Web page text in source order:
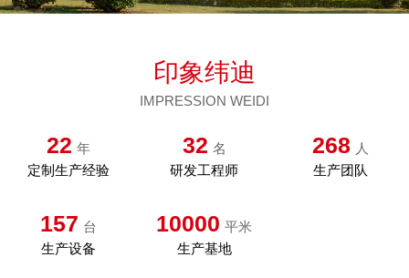
印象纬迪
IMPRESSION WEIDI
22 年
定制生产经验
32 名
研发工程师
268 人
生产团队
157 台
生产设备
10000 平米
生产基地